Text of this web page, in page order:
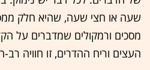
שעה או חצי שעה, שהיא חלק
מסכים ורמקולים שמדברים על
העצים וריח ההדרים, זו חוויה